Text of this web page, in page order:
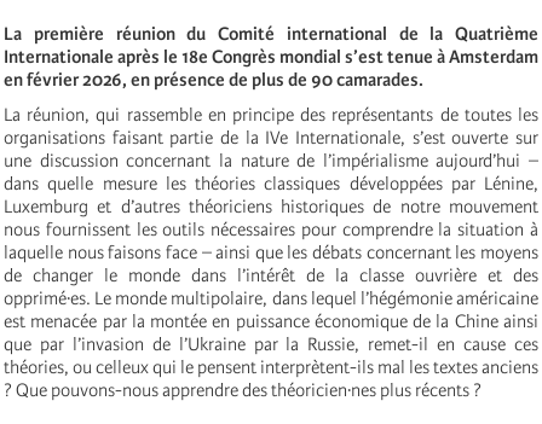
La première réunion du Comité international de la Quatrième
Internationale après le 18e Congrès mondial s’est tenue à Amsterdam
en février 2026, en présence de plus de 90 camarades.
La réunion, qui rassemble en principe des représentants de toutes les
organisations faisant partie de la IVe Internationale, s’est ouverte sur
une discussion concernant la nature de l’impérialisme aujourd’hui –
dans quelle mesure les théories classiques développées par Lénine,
Luxemburg et d’autres théoriciens historiques de notre mouvement
nous fournissent les outils nécessaires pour comprendre la situation à
laquelle nous faisons face – ainsi que les débats concernant les moyens
de changer le monde dans l’intérêt de la classe ouvrière et des
opprimé·es. Le monde multipolaire, dans lequel l’hégémonie américaine
est menacée par la montée en puissance économique de la Chine ainsi
que par l’invasion de l’Ukraine par la Russie, remet-il en cause ces
théories, ou celleux qui le pensent interprètent-ils mal les textes anciens
? Que pouvons-nous apprendre des théoricien·nes plus récents ?